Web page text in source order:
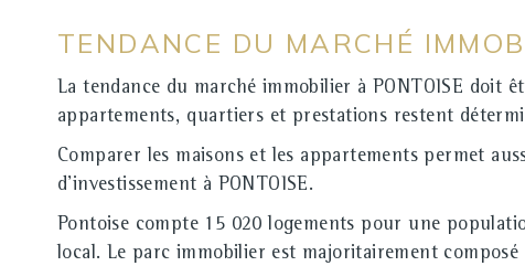
TENDANCE DU MARCHÉ
La tendance du marché immobilier à PONTOISE doit
appartements, quartiers et prestations restent
Comparer les maisons et les appartements permet
d'investissement à PONTOISE.
Pontoise compte 15 020 logements pour une
local. Le parc immobilier est majoritairement